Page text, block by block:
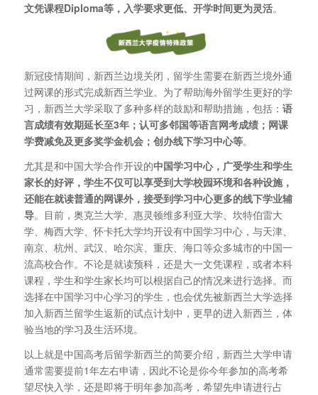
文凭课程Diploma等，入学要求更低、开学时间更为灵活。
新冠疫情期间，新西兰边境关闭，留学生需要在新西兰境外通
过网课的形式完成新西兰学业。为了帮助海外留学生更好的学
习，新西兰大学采取了多种多样的鼓励和帮助措施，包括： 语
言成绩有效期延长至3年；认可多邻国等语言网考成绩；网课
学费减免及更多奖学金机会；创办线下学习中心等。
尤其是和中国大学合作开设的中国学习中心，广受学生和学生
家长的好评，学生不仅可以享受到大学校园环境和各种设施，
还能在就读普通的网课外，接受到学习中心更多的线下学业辅
导。目前，奥克兰大学、惠灵顿维多利亚大学、坎特伯雷大
学、梅西大学、怀卡托大学均开设有中国学习中心，与天津、
南京、杭州、武汉、哈尔滨、重庆、海口等众多城市的中国一
流高校合作。不论是就读预科，还是大一文凭课程，或者本科
课程，学生和学生家长均可以根据自己的情况来进行选择。而
选择在中国学习中心学习的学生，也会优先被新西兰大学选择
加入新西兰留学生返新的试点计划中，更早的进入新西兰，体
验当地的学习及生活环境。
以上就是中国高考后留学新西兰的简要介绍，新西兰大学申请
通常需要提前1年左右申请，因此不论是你今年参加的高考希
望尽快入学，还是即将于明年参加高考，希望先申请进行占